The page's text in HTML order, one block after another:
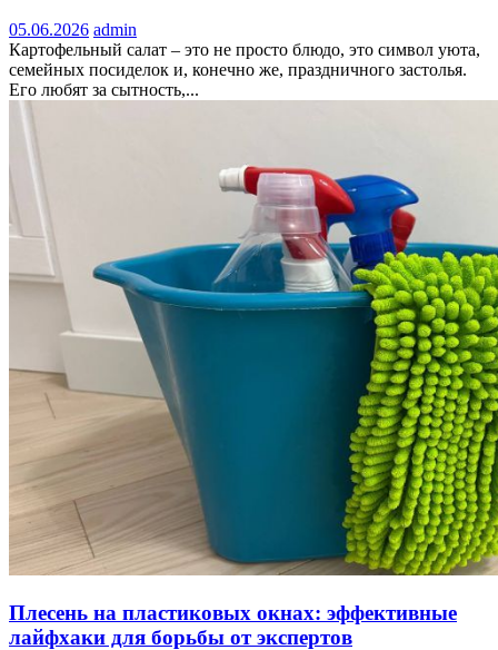
05.06.2026 admin
Картофельный салат – это не просто блюдо, это символ уюта,
семейных посиделок и, конечно же, праздничного застолья.
Его любят за сытность,...
Плесень на пластиковых окнах: эффективные
лайфхаки для борьбы от экспертов